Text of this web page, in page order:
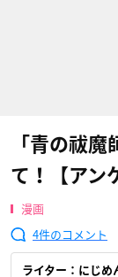
「青の祓
て！【アン
漫画
4
ライター：にじめ